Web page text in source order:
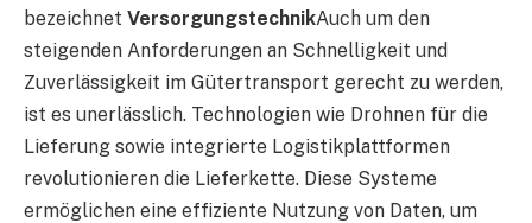
bezeichnet VersorgungstechnikAuch um den
steigenden Anforderungen an Schnelligkeit und
Zuverlässigkeit im Gütertransport gerecht zu werden,
ist es unerlässlich. Technologien wie Drohnen für die
Lieferung sowie integrierte Logistikplattformen
revolutionieren die Lieferkette. Diese Systeme
ermöglichen eine effiziente Nutzung von Daten, um